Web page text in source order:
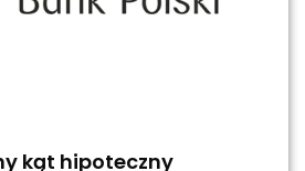
kąt hipoteczny